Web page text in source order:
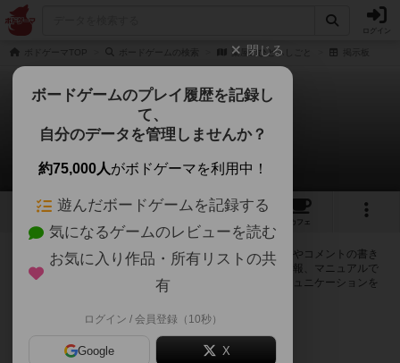
ログイン
ボドゲーマTOP 薬屋のひどぃしごと
薬屋のひどぃしごと
0件の掲示板
2
カフェ
ログインすると薬屋のひどぃしごとに関する掲示板の作成やコメントの書き
込みが出来るようになります。ルールの疑問やエラッタ情報、マニュアルで
は判断し辛い曖昧な表記等について会員同士で自由にコミュニケーションを
ログイン/無料会員登録
閉じる
ボードゲームのプレイ履歴を記録し
て、
自分のデータを管理しませんか？
約75,000人がボドゲーマを利用中！
遊んだボードゲームを記録する
気になるゲームのレビューを読む
お気に入り作品・所有リストの共
有
ログイン / 会員登録（10秒）
Google X